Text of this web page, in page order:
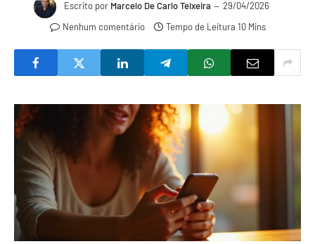
Escrito por Marcelo De Carlo Teixeira
29/04/2026
Nenhum comentário
Tempo de Leitura 10 Mins